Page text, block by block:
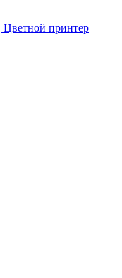
Цветной принтер